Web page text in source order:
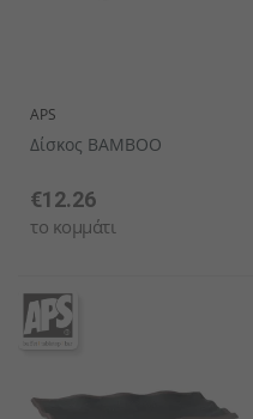
APS
Δίσκος BAMBOO
€12.26
το κομμάτι